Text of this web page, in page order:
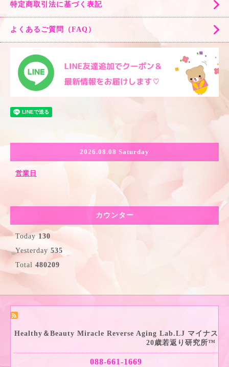
特定商取引法に基づく表記
よくあるご質問（FAQ）
2026.08.08 Saturday
営業日
カウンター
Today130
Yesterday 535
Total 480209
Healthy＆Beauty Miracle Reverse Aging Lab.LJ マイナス
20歳若返り研究所™
088-661-1669